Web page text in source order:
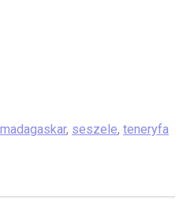
madagaskar, seszele, teneryfa